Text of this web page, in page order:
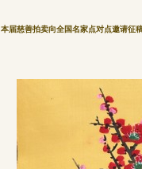
本届慈善拍卖向全国名家点对点邀请征